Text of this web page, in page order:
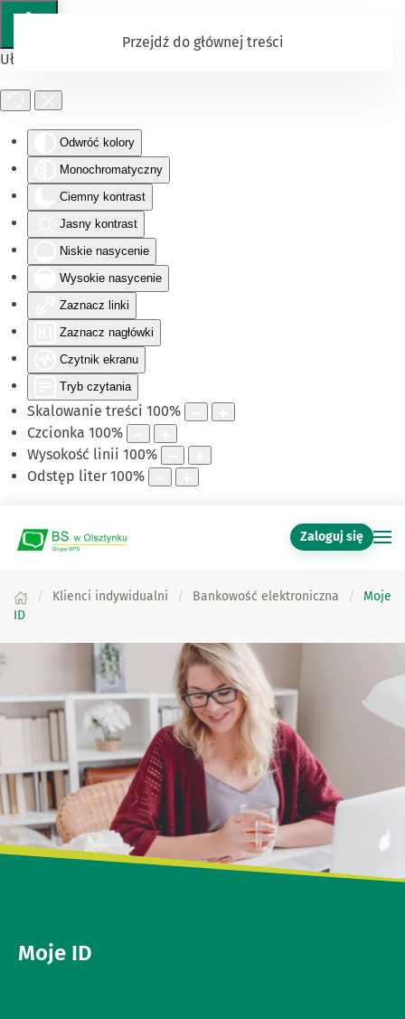
Ułatwienia dostępu
Odwróć kolory
Monochromatyczny
Ciemny kontrast
Jasny kontrast
Niskie nasycenie
Wysokie nasycenie
Zaznacz linki
Zaznacz nagłówki
Czytnik ekranu
Tryb czytania
Skalowanie treści 100%
Czcionka 100%
Wysokość linii 100%
Odstęp liter 100%
Przejdź do głównej treści
Zaloguj się
Klienci indywidualni Bankowość elektroniczna
Moje
ID
Moje ID